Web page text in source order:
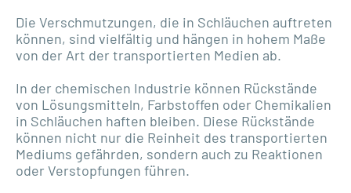
Die Verschmutzungen, die in Schläuchen auftreten
können, sind vielfältig und hängen in hohem Maße
von der Art der transportierten Medien ab.
In der chemischen Industrie können Rückstände
von Lösungsmitteln, Farbstoffen oder Chemikalien
in Schläuchen haften bleiben. Diese Rückstände
können nicht nur die Reinheit des transportierten
Mediums gefährden, sondern auch zu Reaktionen
oder Verstopfungen führen.